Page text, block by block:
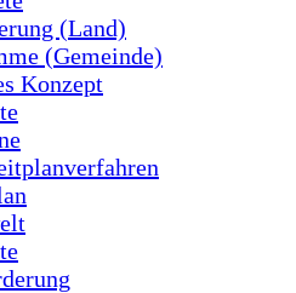
(Land)
(Gemeinde)
Konzept